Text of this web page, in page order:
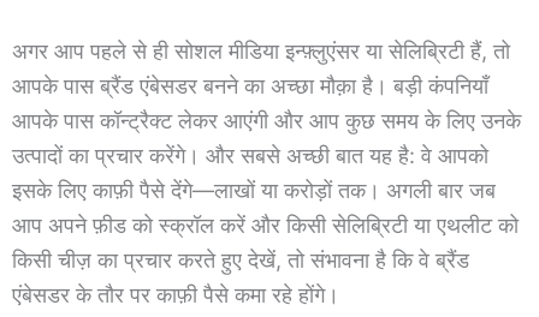
अगर आप पहले से ही सोशल मीडिया इन्फ़्लुएंसर या सेलिब्रिटी हैं, तो
आपके पास ब्रैंड एंबेसडर बनने का अच्छा मौक़ा है। बड़ी कंपनियाँ
आपके पास कॉन्ट्रैक्ट लेकर आएंगी और आप कुछ समय के लिए उनके
उत्पादों का प्रचार करेंगे। और सबसे अच्छी बात यह है: वे आपको
इसके लिए काफ़ी पैसे देंगे—लाखों या करोड़ों तक। अगली बार जब
आप अपने फ़ीड को स्क्रॉल करें और किसी सेलिब्रिटी या एथलीट को
किसी चीज़ का प्रचार करते हुए देखें, तो संभावना है कि वे ब्रैंड
एंबेसडर के तौर पर काफ़ी पैसे कमा रहे होंगे।